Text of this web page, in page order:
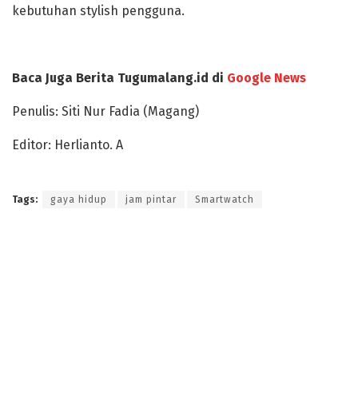
kebutuhan stylish pengguna.
Baca Juga Berita Tugumalang.id di Google News
Penulis: Siti Nur Fadia (Magang)
Editor: Herlianto. A
Tags: gaya hidup jam pintar Smartwatch